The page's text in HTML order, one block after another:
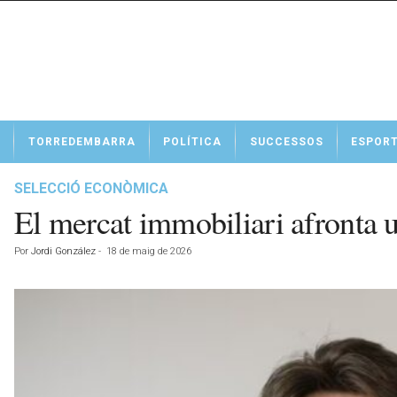
t
TORREDEMBARRA POLÍTICA SUCCESSOS
SELECCIÓ ECONÒMICA
El mercat immobiliari afronta
Por Jordi González - 18 de maig de 2026